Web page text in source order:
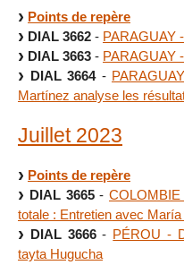
Points de repère
DIAL 3662 - PARAGUAY
DIAL 3663 - PARAGUAY
DIAL 3664-
Martínez analyse les
Juillet 2023
Points de repère
DIAL 3665-
totale : Entretien avec
DIAL 3666- PÉROU -
tayta Hugucha